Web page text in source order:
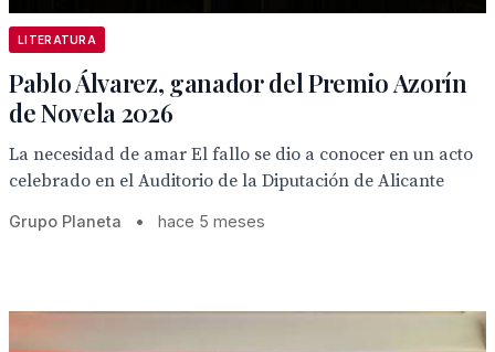
LITERATURA
Pablo Álvarez, ganador del Premio Azorín
de Novela 2026
La necesidad de amar El fallo se dio a conocer en un acto
celebrado en el Auditorio de la Diputación de Alicante
Grupo Planeta • hace 5 meses